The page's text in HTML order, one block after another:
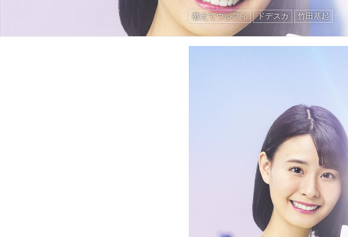
教えてウルフィ ドデスカ 竹田基起